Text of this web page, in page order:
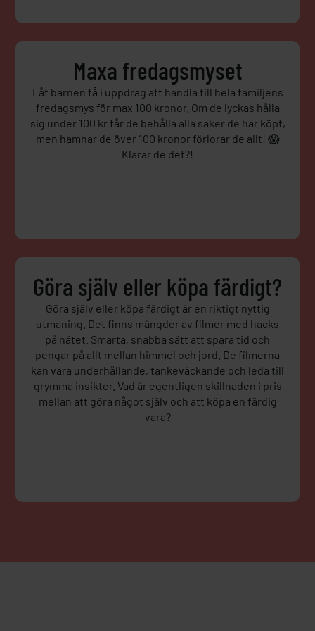
Maxa fredagsmyset
Låt barnen få i uppdrag att handla till hela familjens
fredagsmys för max 100 kronor. Om de lyckas hålla
sig under 100 kr får de behålla alla saker de har köpt,
men hamnar de över 100 kronor förlorar de allt! 😱
Klarar de det?!
Göra själv eller köpa färdigt?
Göra själv eller köpa färdigt är en riktigt nyttig
utmaning. Det finns mängder av filmer med hacks
på nätet. Smarta, snabba sätt att spara tid och
pengar på allt mellan himmel och jord. De filmerna
kan vara underhållande, tankeväckande och leda till
grymma insikter. Vad är egentligen skillnaden i pris
mellan att göra något själv och att köpa en färdig
vara?